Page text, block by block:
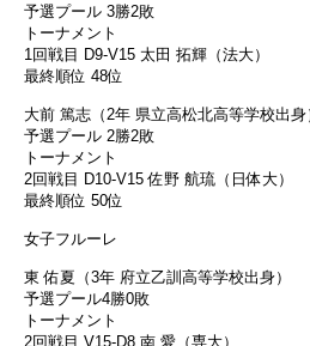
予選プール 3勝2敗
トーナメント
1回戦目 D9-V15 太田 拓輝（法大）
最終順位 48位
大前 篤志（2年 県立高松北高等学校出身
予選プール 2勝2敗
トーナメント
2回戦目 D10-V15 佐野 航琉（日体大）
最終順位 50位
女子フルーレ
東 佑夏（3年 府立乙訓高等学校出身）
予選プール4勝0敗
トーナメント
2回戦目 V15-D8 南 愛（専大）